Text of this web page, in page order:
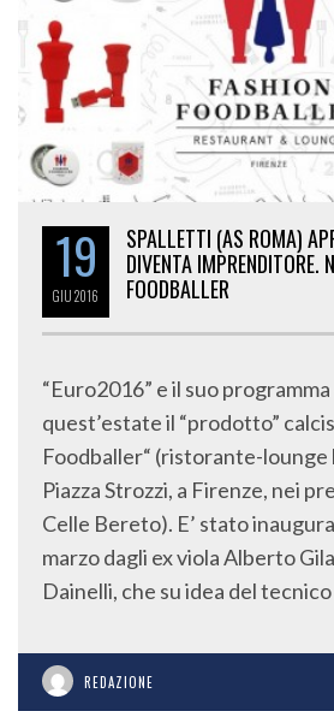
19
GIU2016
SPALLETTI (AS ROMA)
DIVENTA IMPRENDITORE.
FOODBALLER
“Euro2016” e il suo
quest’estate il “prodotto”
Foodballer“ (ristorante-lounge
Piazza Strozzi, a Firenze, nei
Celle Bereto). E’ stato
marzo dagli ex viola Alberto
Dainelli, che su idea del
REDAZIONE